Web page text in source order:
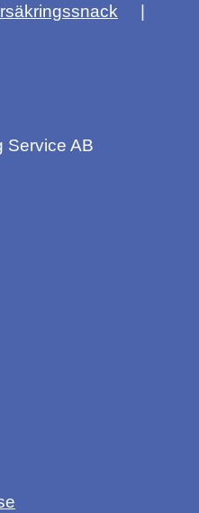
Service AB